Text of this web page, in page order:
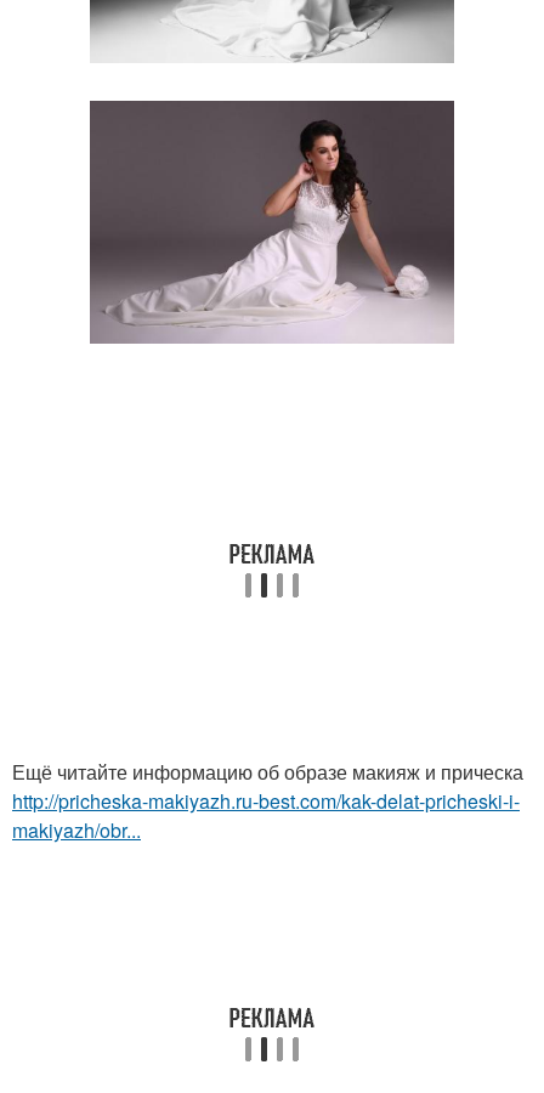
Ещё читайте информацию об образе макияж и прическа
http://pricheska-makiyazh.ru-best.com/kak-delat-pricheski-i-
makiyazh/obr...